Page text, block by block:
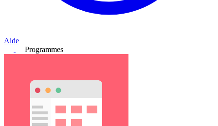
Aide
Programmes